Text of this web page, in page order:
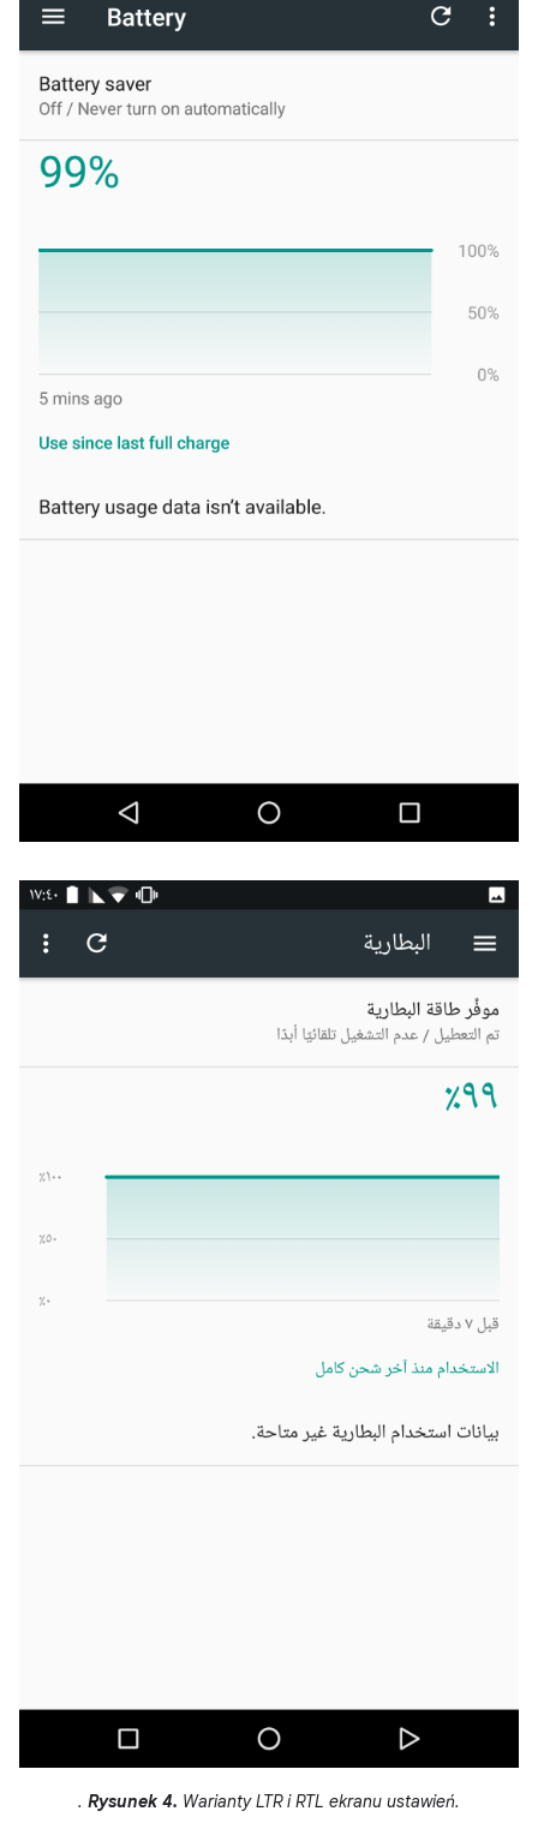
. Rysunek 4. Warianty LTR i RTL ekranu ustawień.